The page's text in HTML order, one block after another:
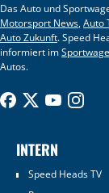
Das Auto und
Motorsport News,Auto
Auto Zukunft. Speed
informiert im
Autos.
INTERN
Speed Heads TV